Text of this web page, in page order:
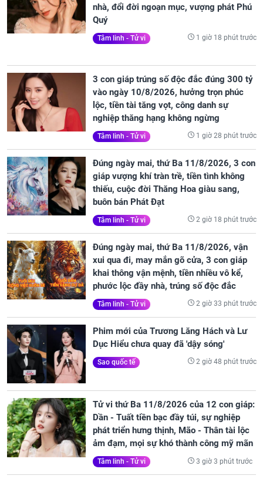
nhà, đổi đời ngoạn mục, vượng phát Phú
Quý
Tâm linh - Tử vi 1 giờ 18 phút trước
3 con giáp trúng số độc đắc đúng 300 tỷ
vào ngày 10/8/2026, hưởng trọn phúc
lộc, tiền tài tăng vọt, công danh sự
nghiệp thăng hạng không ngừng
Tâm linh - Tử vi 1 giờ 28 phút trước
Đúng ngày mai, thứ Ba 11/8/2026, 3 con
giáp vượng khí tràn trề, tiền tình không
thiếu, cuộc đời Thăng Hoa giàu sang,
buôn bán Phát Đạt
Tâm linh - Tử vi 2 giờ 18 phút trước
Đúng ngày mai, thứ Ba 11/8/2026, vận
xui qua đi, may mắn gõ cửa, 3 con giáp
khai thông vận mệnh, tiền nhiều vô kể,
phước lộc đầy nhà, trúng số độc đắc
Tâm linh - Tử vi 2 giờ 33 phút trước
Phim mới của Trương Lăng Hách và Lư
Dục Hiểu chưa quay đã 'dậy sóng'
Sao quốc tế 2 giờ 48 phút trước
Tử vi thứ Ba 11/8/2026 của 12 con giáp:
Dần - Tuất tiền bạc đầy túi, sự nghiệp
phát triển hưng thịnh, Mão - Thân tài lộc
ảm đạm, mọi sự khó thành công mỹ mãn
Tâm linh - Tử vi 3 giờ 3 phút trước